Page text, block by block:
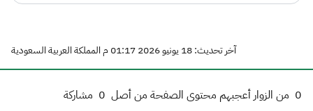
آخر تحديث: 18 يونيو 2026 01:17 م المملكة العربية السعودية
0 من الزوار أعجبهم محتوى الصفحة من أصل 0 مشاركة